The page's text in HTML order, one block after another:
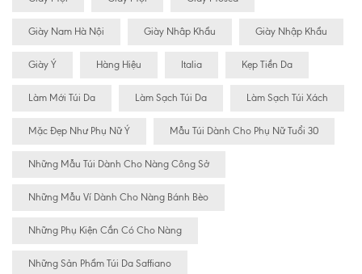
Giày Nam Hà Nội Giày Nhâp Khẩu Giày Nhập Khẩu
Giày Ý Hàng Hiệu Italia Kẹp Tiền Da
Làm Mới Túi Da Làm Sạch Túi Da Làm Sạch Túi Xách
Mặc Đẹp Như Phụ Nữ Ý Mẫu Túi Dành Cho Phụ Nữ Tuổi 30
Những Mẫu Túi Dành Cho Nàng Công Sở
Những Mẫu Ví Dành Cho Nàng Bánh Bèo
Những Phụ Kiện Cần Có Cho Nàng
Những Sản Phẩm Túi Da Saffiano